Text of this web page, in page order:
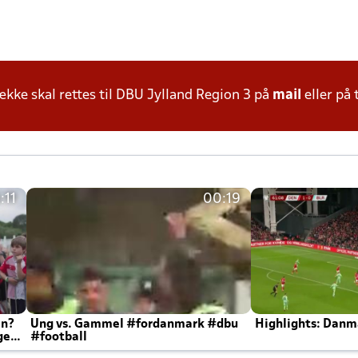
skal rettes til DBU Jylland Region 3 på mail eller på
00:19
Ung vs. Gammel #fordanmark #dbu
#football
Highlights: